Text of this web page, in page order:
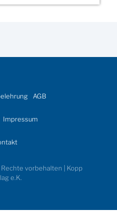
AGB
Impressum
vorbehalten | Kopp
e.K.
Inhalt.